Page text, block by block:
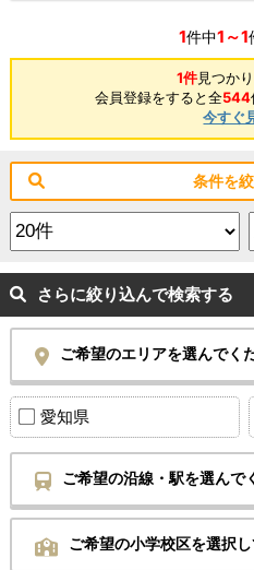
1件中1～1
1件見つか
会員登録をすると全544
今すぐ
条件を
さらに絞り込んで検索する
ご希望のエリアを選んでく
愛知県
ご希望の沿線・駅を選んで
ご希望の小学校区を選択